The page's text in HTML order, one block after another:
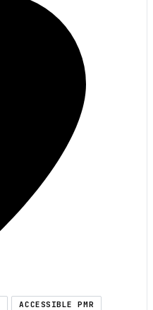
ACCESSIBLE PMR